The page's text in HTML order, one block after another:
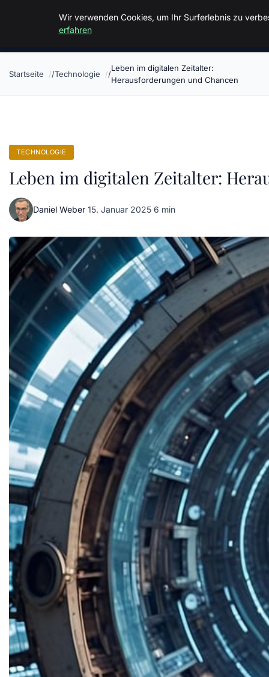
Malzminden
Startseite Technologie
Leben im digitalen Zeitalter:
Herausforderungen und Chancen
TECHNOLOGIE
Leben im digitalen Zeitalter:
Daniel Weber·15. Januar 2025·6 min
Wir verwenden Cookies, um Ihr Surferlebnis zu
erfahren